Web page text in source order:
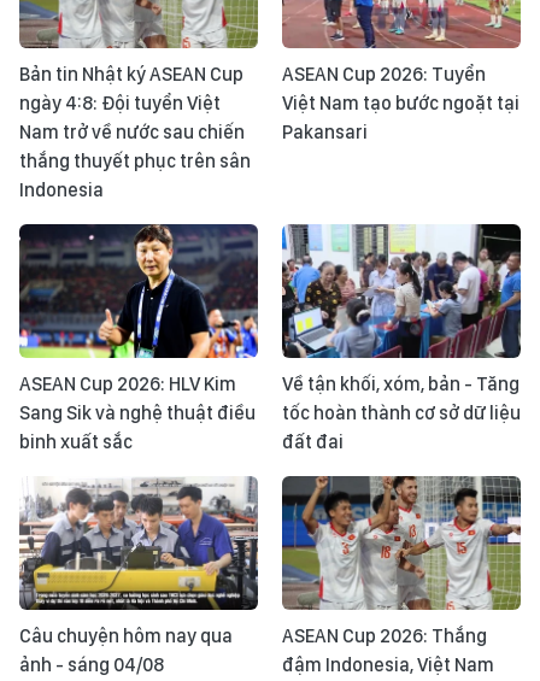
Bản tin Nhật ký ASEAN Cup
ngày 4:8: Đội tuyển Việt
Nam trở về nước sau chiến
thắng thuyết phục trên sân
Indonesia
ASEAN Cup 2026: Tuyển
Việt Nam tạo bước ngoặt tại
Pakansari
ASEAN Cup 2026: HLV Kim
Sang Sik và nghệ thuật điều
binh xuất sắc
Về tận khối, xóm, bản - Tăng
tốc hoàn thành cơ sở dữ liệu
đất đai
Câu chuyện hôm nay qua
ảnh - sáng 04/08
ASEAN Cup 2026: Thắng
đậm Indonesia, Việt Nam